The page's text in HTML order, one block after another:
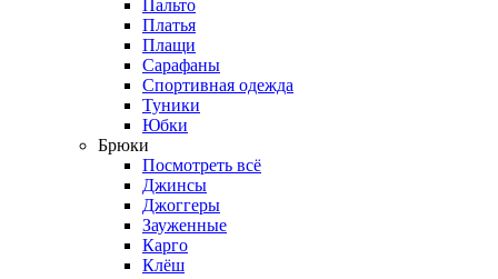
Пальто
Платья
Плащи
Сарафаны
Спортивная одежда
Туники
Юбки
Брюки
Посмотреть всё
Джинсы
Джоггеры
Зауженные
Карго
Клёш